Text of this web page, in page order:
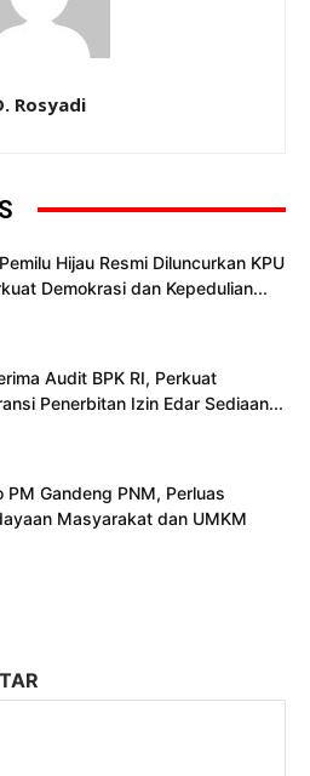
Rosyadi
Hijau Resmi Diluncurkan KPU
Demokrasi dan Kepedulian...
Audit BPK RI, Perkuat
Penerbitan Izin Edar Sediaan...
PM Gandeng PNM, Perluas
Masyarakat dan UMKM